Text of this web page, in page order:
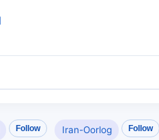
Follow Iran-Oorlog Follow